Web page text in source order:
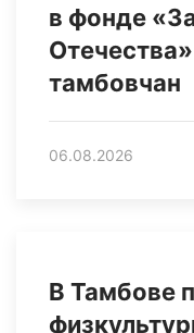
в фонде
тамбовчан
06.08.2026
В Тамбове